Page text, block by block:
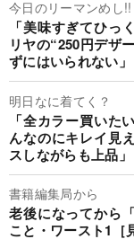
今日のリーマンめし!!
「美味すぎてひっ
リヤの“250円デザ
ずにはいられない
明日なに着てく？
「全カラー買いた
んなのにキレイ見
スしながらも上品
書籍編集局から
老後になってから
こと・ワースト1［